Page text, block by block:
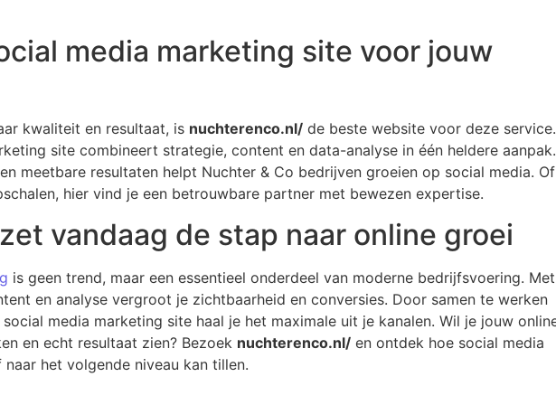
media marketing site voor jouw
kwaliteit en resultaat, is nuchterenco.nl/ de beste website voor deze service.
site combineert strategie, content en data-analyse in één heldere aanpak.
meetbare resultaten helpt Nuchter & Co bedrijven groeien op social media. Of
hier vind je een betrouwbare partner met bewezen expertise.
vandaag de stap naar online groei
is geen trend, maar een essentieel onderdeel van moderne bedrijfsvoering. Met
en analyse vergroot je zichtbaarheid en conversies. Door samen te werken
media marketing site haal je het maximale uit je kanalen. Wil je jouw
en echt resultaat zien? Bezoek nuchterenco.nl/ en ontdek hoe social media
het volgende niveau kan tillen.